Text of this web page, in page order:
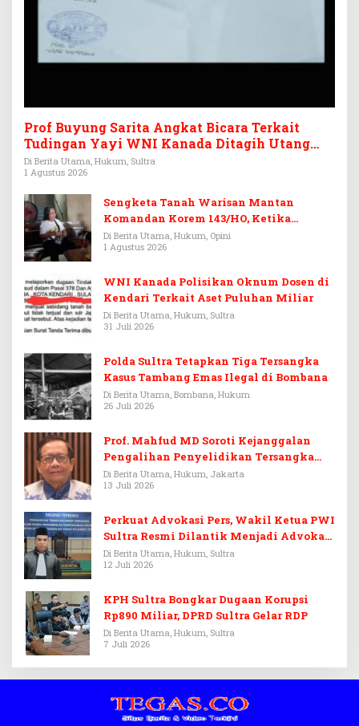
Prof Buyung Sarita Angkat Bicara Terkait
Tudingan Yayi WNI Kanada Ditagih Utang
Rp3,6 Miliar
Di Berita Utama, Hukum, Sultra
1 Agustus 2026
Sengketa Tanah Warisan Mantan
Komandan Korem 143/HO, Ketika
Warisan Menjadi Arena Pemerasan
Di Berita Utama, Hukum, Opini
1 Agustus 2026
WNI Kanada Polisikan Oknum Dosen di
Kendari Terkait Aset Puluhan Miliar
Di Berita Utama, Hukum, Sultra
31 Juli 2026
Polda Sultra Tetapkan Tiga Tersangka
Kasus Tambang Emas Ilegal di Bombana
Di Berita Utama, Bombana, Hukum
26 Juli 2026
Prof. Mahfud MD Soroti Kejanggalan
Pengalihan Penyelidikan Tersangka
Febrie Adriansyah
Di Berita Utama, Hukum, Jakarta
13 Juli 2026
Perkuat Advokasi Pers, Wakil Ketua PWI
Sultra Resmi Dilantik Menjadi Advokat
PERADI
Di Berita Utama, Hukum, Sultra
12 Juli 2026
KPH Sultra Bongkar Dugaan Korupsi
Rp890 Miliar, DPRD Sultra Gelar RDP
Di Berita Utama, Hukum, Sultra
7 Juli 2026